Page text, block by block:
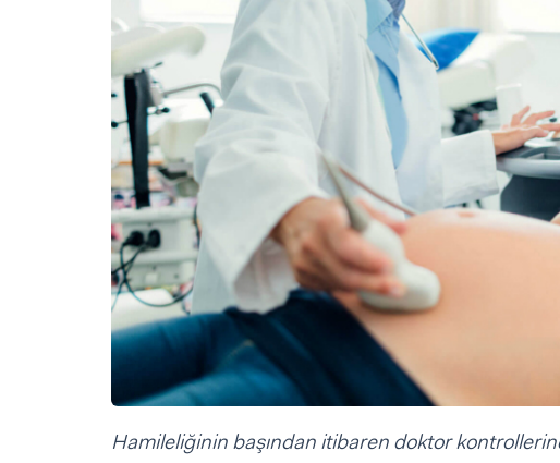
Makaleler
Videolar
Makaleler
Videolar
Eğlence
Ürünler
Sorular ve Yanıtlar
Makaleler
Videolar
Hamileliğinin başından itibaren doktor